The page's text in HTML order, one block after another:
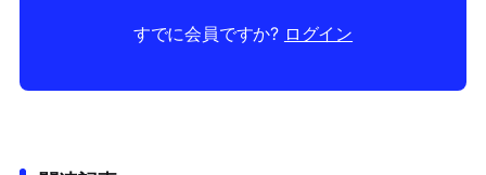
すでに会員ですか? ログイン